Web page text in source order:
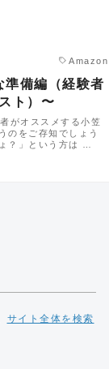
Amazon
備編（経験者
ト）〜
がオススメする小笠
のをご存知でしょう
？」という方は …
サイト全体を検索